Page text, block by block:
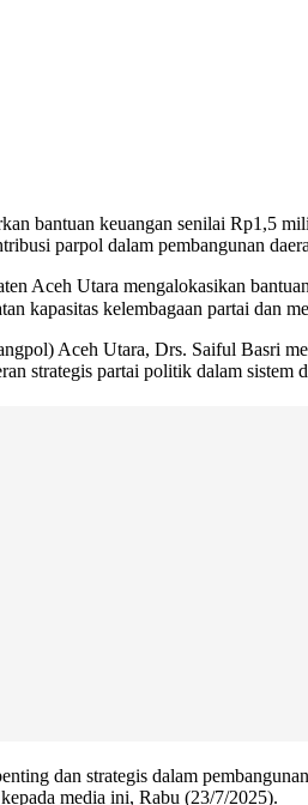
bantuan keuangan senilai Rp1,5
parpol dalam pembangunan
Aceh Utara mengalokasikan
kapasitas kelembagaan partai dan
Aceh Utara, Drs. Saiful Basri
strategis partai politik dalam sistem
dan strategis dalam
media ini, Rabu (23/7/2025).